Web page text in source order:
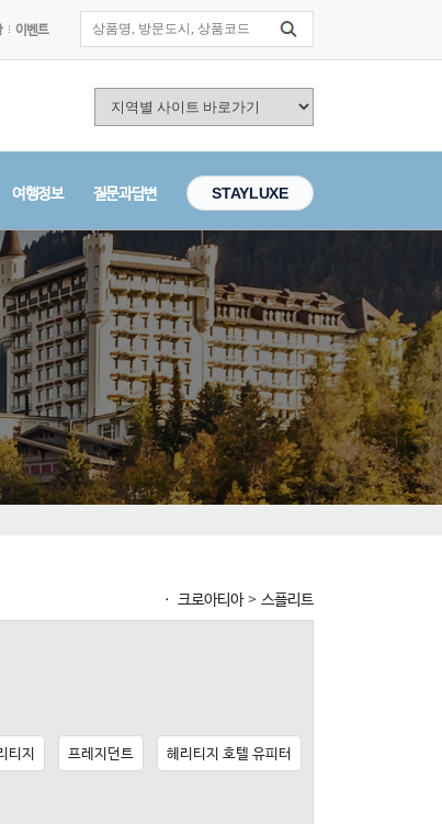
이벤트
여행정보 질문과답변 STAYLUXE
ㆍ 크로아티아 > 스플리트
티지 프레지던트 헤리티지 호텔 유피터